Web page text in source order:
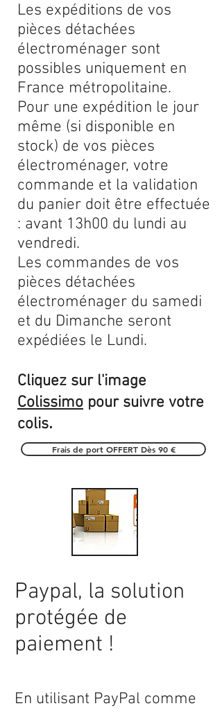
Les expéditions de vos
pièces détachées
électroménager sont
possibles uniquement en
France métropolitaine.
Pour une expédition le jour
même (si disponible en
stock) de vos pièces
électroménager, votre
commande et la validation
du panier doit être effectuée
: avant 13h00 du lundi au
vendredi.
Les commandes de vos
pièces détachées
électroménager du samedi
et du Dimanche seront
expédiées le Lundi.
Cliquez sur l'image
Colissimo pour suivre votre
colis.
Frais de port OFFERT Dès 90 €
Paypal, la solution
protégée de
paiement !
En utilisant PayPal comme